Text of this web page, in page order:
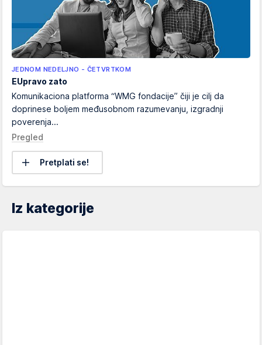
JEDNOM NEDELJNO - ČETVRTKOM
EUpravo zato
Komunikaciona platforma “WMG fondacije” čiji je cilj da
doprinese boljem međusobnom razumevanju, izgradnji
poverenja...
Pregled
Pretplati se!
Iz kategorije